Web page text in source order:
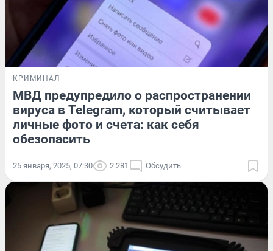
КРИМИНАЛ
МВД предупредило о распространении
вируса в Telegram, который считывает
личные фото и счета: как себя
обезопасить
25 января, 2025, 07:30 2 281 Обсудить